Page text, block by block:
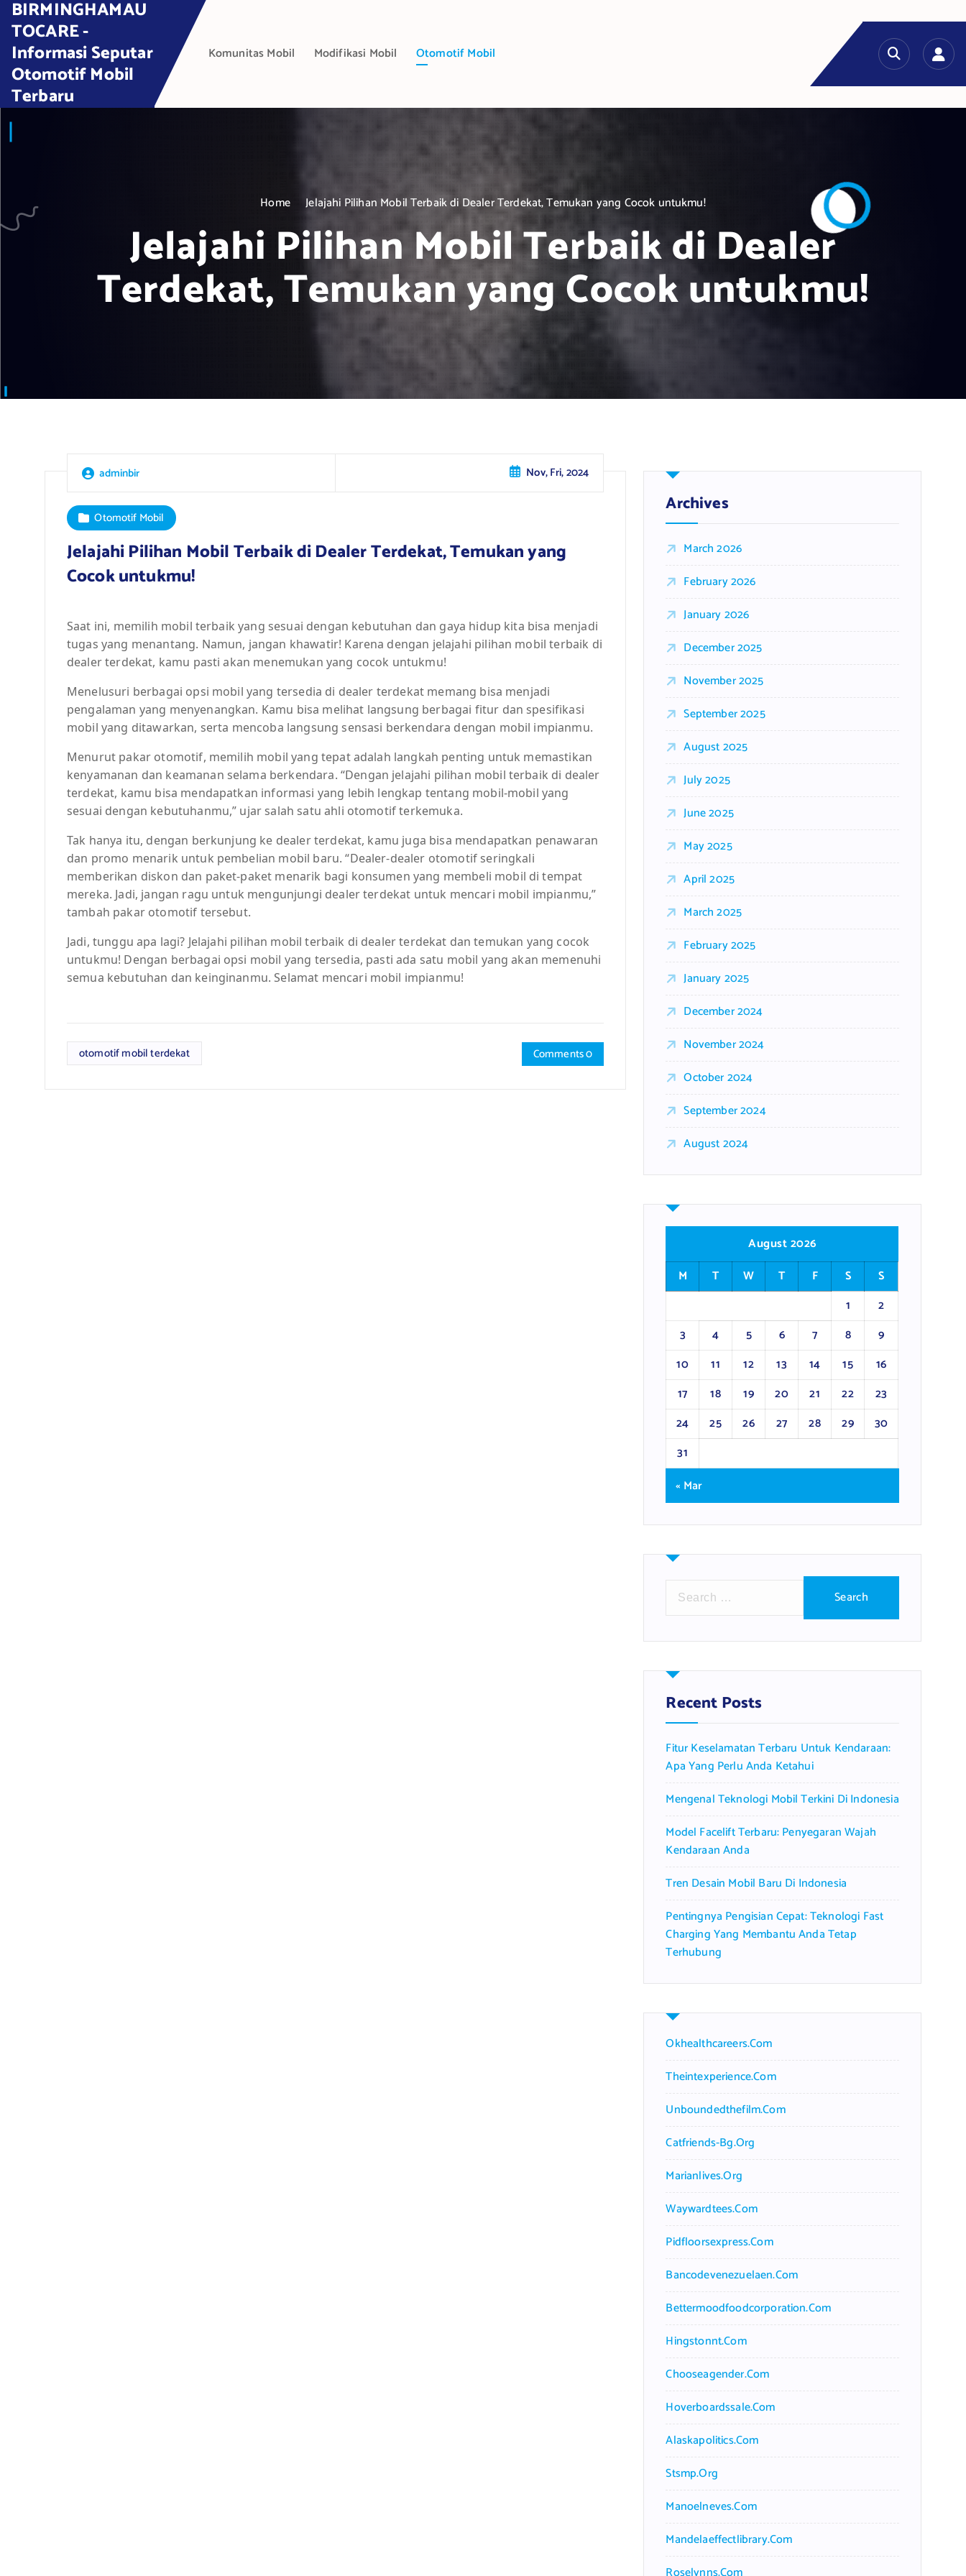
t
BIRMINGHAMAU
TOCARE -
Informasi Seputar
Otomotif Mobil
Terbaru
Komunitas Mobil Modifikasi Mobil Otomotif Mobil
Home Jelajahi Pilihan Mobil Terbaik di Dealer Terdekat, Temukan yang Cocok untukmu!
Jelajahi Pilihan Mobil Terbaik di Dealer
Terdekat, Temukan yang Cocok untukmu!
adminbir Nov, Fri, 2024
Otomotif Mobil
Jelajahi Pilihan Mobil Terbaik di Dealer Terdekat, Temukan yang
Cocok untukmu!
Saat ini, memilih mobil terbaik yang sesuai dengan kebutuhan dan gaya hidup kita bisa menjadi
tugas yang menantang. Namun, jangan khawatir! Karena dengan jelajahi pilihan mobil terbaik di
dealer terdekat, kamu pasti akan menemukan yang cocok untukmu!
Menelusuri berbagai opsi mobil yang tersedia di dealer terdekat memang bisa menjadi
pengalaman yang menyenangkan. Kamu bisa melihat langsung berbagai fitur dan spesifikasi
mobil yang ditawarkan, serta mencoba langsung sensasi berkendara dengan mobil impianmu.
Menurut pakar otomotif, memilih mobil yang tepat adalah langkah penting untuk memastikan
kenyamanan dan keamanan selama berkendara. “Dengan jelajahi pilihan mobil terbaik di dealer
terdekat, kamu bisa mendapatkan informasi yang lebih lengkap tentang mobil-mobil yang
sesuai dengan kebutuhanmu,” ujar salah satu ahli otomotif terkemuka.
Tak hanya itu, dengan berkunjung ke dealer terdekat, kamu juga bisa mendapatkan penawaran
dan promo menarik untuk pembelian mobil baru. “Dealer-dealer otomotif seringkali
memberikan diskon dan paket-paket menarik bagi konsumen yang membeli mobil di tempat
mereka. Jadi, jangan ragu untuk mengunjungi dealer terdekat untuk mencari mobil impianmu,”
tambah pakar otomotif tersebut.
Jadi, tunggu apa lagi? Jelajahi pilihan mobil terbaik di dealer terdekat dan temukan yang cocok
untukmu! Dengan berbagai opsi mobil yang tersedia, pasti ada satu mobil yang akan memenuhi
semua kebutuhan dan keinginanmu. Selamat mencari mobil impianmu!
otomotif mobil terdekat Comments 0
Archives
March 2026
February 2026
January 2026
December 2025
November 2025
September 2025
August 2025
July 2025
June 2025
May 2025
April 2025
March 2025
February 2025
January 2025
December 2024
November 2024
October 2024
September 2024
August 2024
August 2026
M
T W T F S
S
1
2
3
4 5 6 7 8
9
10
11 12 13 14 15
16
17
18 19 20 21 22
23
24
25 26 27 28 29
30
31
« Mar
r
h
f
o
:
Recent Posts
Fitur Keselamatan Terbaru Untuk Kendaraan:
Apa Yang Perlu Anda Ketahui
Mengenal Teknologi Mobil Terkini Di Indonesia
Model Facelift Terbaru: Penyegaran Wajah
Kendaraan Anda
Tren Desain Mobil Baru Di Indonesia
Pentingnya Pengisian Cepat: Teknologi Fast
Charging Yang Membantu Anda Tetap
Terhubung
Okhealthcareers.com
Theintexperience.com
Unboundedthefilm.com
Catfriends-Bg.org
Marianlives.org
Waywardtees.com
Pidfloorsexpress.com
Bancodevenezuelaen.com
Bettermoodfoodcorporation.com
Hingstonnt.com
Chooseagender.com
Hoverboardssale.com
Alaskapolitics.com
Stsmp.org
Manoelneves.com
Mandelaeffectlibrary.com